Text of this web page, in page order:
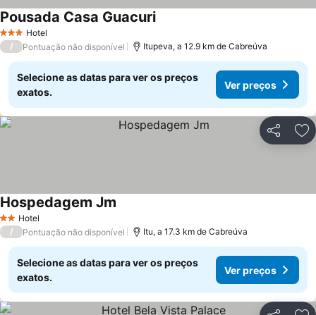
3 EstrelasHotel
Pousada Casa Guacuri
/ Pontuação não disponível Itupeva, a 12.9 km de Cabreúva
Selecione as datas para ver os preços
exatos.
Ver preços
Partilhar
2 Estrelas
Hotel
Hospedagem Jm
/ Pontuação não disponível Itu, a 17.3 km de Cabreúva
Selecione as datas para ver os preços
exatos.
Ver preços